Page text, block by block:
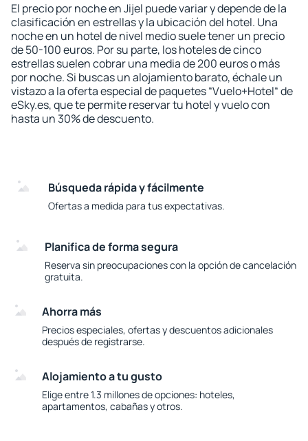
El precio por noche en Jijel puede variar y depende de la
clasificación en estrellas y la ubicación del hotel. Una
noche en un hotel de nivel medio suele tener un precio
de 50-100 euros. Por su parte, los hoteles de cinco
estrellas suelen cobrar una media de 200 euros o más
por noche. Si buscas un alojamiento barato, échale un
vistazo a la oferta especial de paquetes “Vuelo+Hotel“ de
eSky.es, que te permite reservar tu hotel y vuelo con
hasta un 30% de descuento.
Búsqueda rápida y fácilmente
Ofertas a medida para tus expectativas.
Planifica de forma segura
Reserva sin preocupaciones con la opción de cancelación
gratuita.
Ahorra más
Precios especiales, ofertas y descuentos adicionales
después de registrarse.
Alojamiento a tu gusto
Elige entre 1.3 millones de opciones: hoteles,
apartamentos, cabañas y otros.